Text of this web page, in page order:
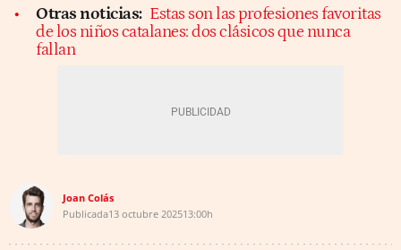
Otras noticias: Estas son las profesiones favoritas
de los niños catalanes: dos clásicos que nunca
fallan
Joan Colás
Publicada13 octubre 202513:00h